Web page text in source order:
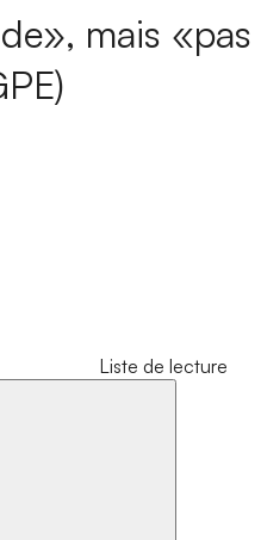
mais «pas
Liste de lecture